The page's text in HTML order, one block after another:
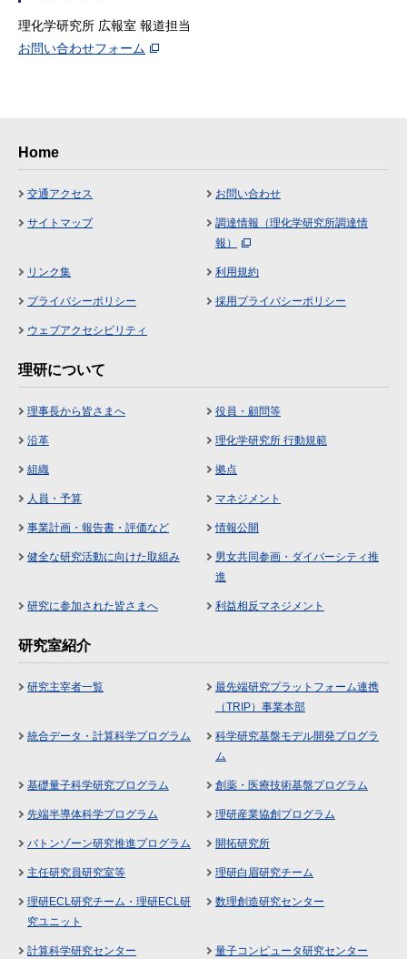
理化学研究所 広報室 報道担当
お問い合わせフォーム
Home
交通アクセス お問い合わせ
サイトマップ
調達情報（理化学研究所調達情
報）
リンク集 利用規約
プライバシーポリシー 採用プライバシーポリシー
ウェブアクセシビリティ
理研について
理事長から皆さまへ 役員・顧問等
沿革 理化学研究所 行動規範
組織 拠点
人員・予算 マネジメント
事業計画・報告書・評価など 情報公開
健全な研究活動に向けた取組み
男女共同参画・ダイバーシティ推
進
研究に参加された皆さまへ 利益相反マネジメント
研究室紹介
研究主宰者一覧
最先端研究プラットフォーム連携
（TRIP）事業本部
統合データ・計算科学プログラム
科学研究基盤モデル開発プログラ
ム
基礎量子科学研究プログラム 創薬・医療技術基盤プログラム
先端半導体科学プログラム 理研産業協創プログラム
バトンゾーン研究推進プログラム 開拓研究所
主任研究員研究室等 理研白眉研究チーム
理研ECL研究チーム・理研ECL研
究ユニット
数理創造研究センター
計算科学研究センター 量子コンピュータ研究センター